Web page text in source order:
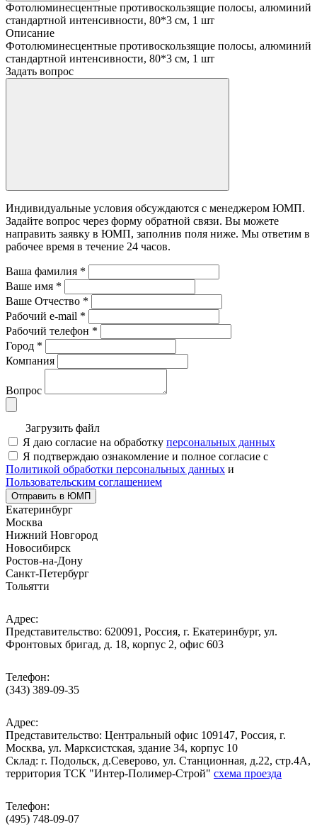
Фотолюминесцентные противоскользящие полосы, алюминий
стандартной интенсивности, 80*3 см, 1 шт
Описание
Фотолюминесцентные противоскользящие полосы, алюминий
стандартной интенсивности, 80*3 см, 1 шт
Задать вопрос
Индивидуальные условия обсуждаются с менеджером ЮМП.
Задайте вопрос через форму обратной связи. Вы можете
направить заявку в ЮМП, заполнив поля ниже. Mы ответим в
рабочее время в течение 24 часов.
Ваша фамилия *
Ваше имя *
Ваше Отчество *
Рабочий e-mail *
Рабочий телефон *
Город *
Компания
Вопрос
Загрузить файл
Я даю согласие на обработку персональных данных
Я подтверждаю ознакомление и полное согласие с
Политикой обработки персональных данных и
Пользовательским соглашением
Отправить в ЮМП
Екатеринбург
Москва
Нижний Новгород
Новосибирск
Ростов-на-Дону
Санкт-Петербург
Тольятти
Адрес:
Представительство: 620091, Россия, г. Екатеринбург, ул.
Фронтовых бригад, д. 18, корпус 2, офис 603
Телефон:
(343) 389-09-35
Адрес:
Представительство: Центральный офис 109147, Россия, г.
Москва, ул. Марксистская, здание 34, корпус 10
Cклад: г. Подольск, д.Северово, ул. Станционная, д.22, стр.4А,
территория ТСК "Интер-Полимер-Строй" схема проезда
Телефон:
(495) 748-09-07